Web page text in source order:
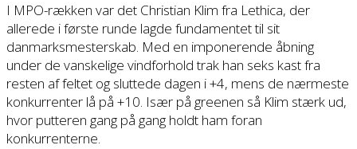
I MPO-rækken var det Christian Klim fra Lethica, der
allerede i første runde lagde fundamentet til sit
danmarksmesterskab. Med en imponerende åbning
under de vanskelige vindforhold trak han seks kast fra
resten af feltet og sluttede dagen i +4, mens de nærmeste
konkurrenter lå på +10. Især på greenen så Klim stærk ud,
hvor putteren gang på gang holdt ham foran
konkurrenterne.